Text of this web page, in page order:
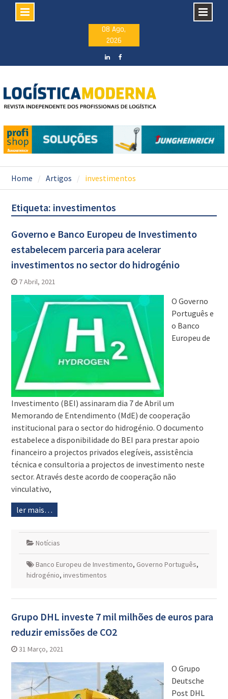
08 Ago,
2026
Home Artigos investimentos
Etiqueta: investimentos
Governo e Banco Europeu de Investimento
estabelecem parceria para acelerar
investimentos no sector do hidrogénio
7 Abril, 2021
O Governo
Português e
o Banco
Europeu de
Investimento (BEI) assinaram dia 7 de Abril um
Memorando de Entendimento (MdE) de cooperação
institucional para o sector do hidrogénio. O documento
estabelece a disponibilidade do BEI para prestar apoio
financeiro a projectos privados elegíveis, assistência
técnica e consultoria a projectos de investimento neste
sector. Através deste acordo de cooperação não
vinculativo,
ler mais…
Notícias
Banco Europeu de Investimento, Governo Português,
hidrogénio, investimentos
Grupo DHL investe 7 mil milhões de euros para
reduzir emissões de CO2
31 Março, 2021
O Grupo
Deutsche
Post DHL